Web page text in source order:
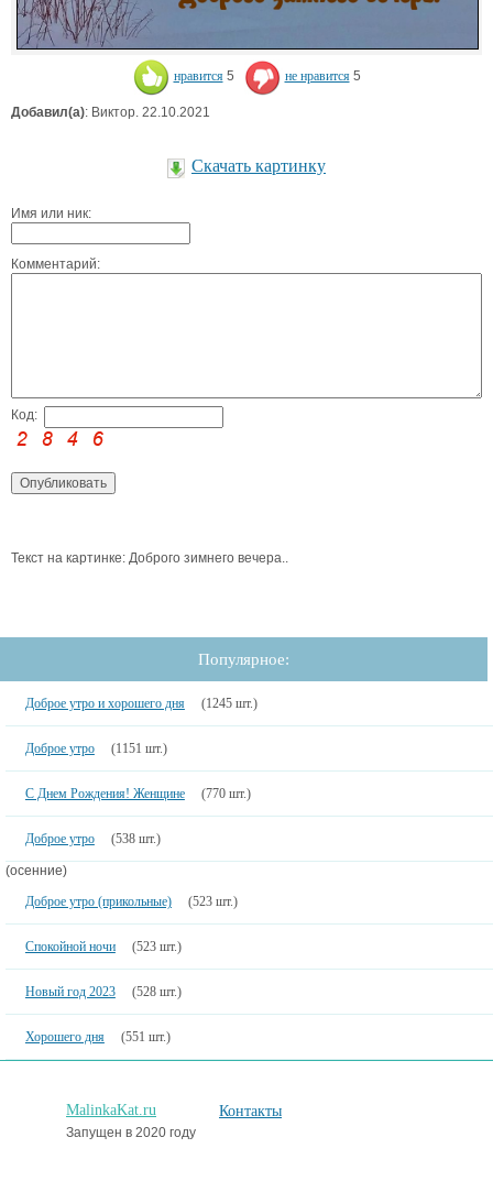
нравится 5 не нравится 5
Добавил(а): Виктор. 22.10.2021
Скачать картинку
Имя или ник:
Комментарий:
Код:
Текст на картинке: Доброго зимнего вечера..
Популярное:
Доброе утро и хорошего дня (1245 шт.)
Доброе утро (1151 шт.)
С Днем Рождения! Женщине (770 шт.)
Доброе утро (538 шт.)
(осенние)
Доброе утро (прикольные)
(523 шт.)
Спокойной ночи (523 шт.)
Новый год 2023 (528 шт.)
Хорошего дня (551 шт.)
MalinkaKat.ru
Запущен в 2020 году
Контакты